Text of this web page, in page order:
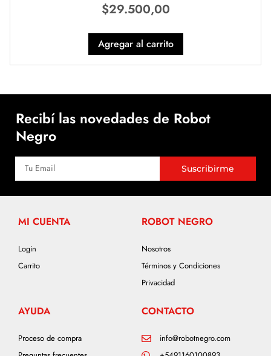
$29.500,00
Agregar al carrito
Recibí las novedades de Robot
Negro
Suscribirme
MI CUENTA
Login
Carrito
ROBOT NEGRO
Nosotros
Términos y Condiciones
Privacidad
AYUDA
Proceso de compra
CONTACTO
info@robotnegro.com